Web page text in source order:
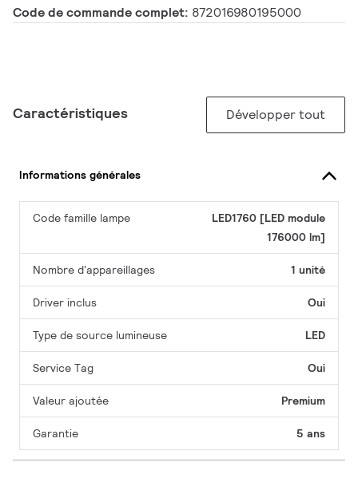
Code de commande complet: 872016980195000
Caractéristiques Développer tout
Informations générales
Code famille lampe
LED1760 [LED module
176000 lm]
Nombre d'appareillages 1 unité
Driver inclus Oui
Type de source lumineuse LED
Service Tag Oui
Valeur ajoutée Premium
Garantie 5 ans